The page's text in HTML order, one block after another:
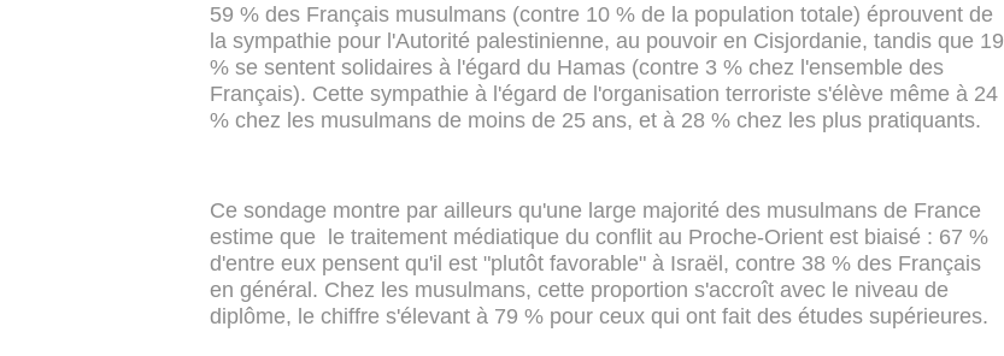
59 % des Français musulmans (contre 10 % de la population totale) éprouvent de
la sympathie pour l'Autorité palestinienne, au pouvoir en Cisjordanie, tandis que 19
% se sentent solidaires à l'égard du Hamas (contre 3 % chez l'ensemble des
Français). Cette sympathie à l'égard de l'organisation terroriste s'élève même à 24
% chez les musulmans de moins de 25 ans, et à 28 % chez les plus pratiquants.
Ce sondage montre par ailleurs qu'une large majorité des musulmans de France
estime que le traitement médiatique du conflit au Proche-Orient est biaisé : 67 %
d'entre eux pensent qu'il est "plutôt favorable" à Israël, contre 38 % des Français
en général. Chez les musulmans, cette proportion s'accroît avec le niveau de
diplôme, le chiffre s'élevant à 79 % pour ceux qui ont fait des études supérieures.